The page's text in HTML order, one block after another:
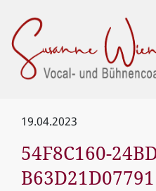
19.04.2023
54F8C160-
B63D21D07791